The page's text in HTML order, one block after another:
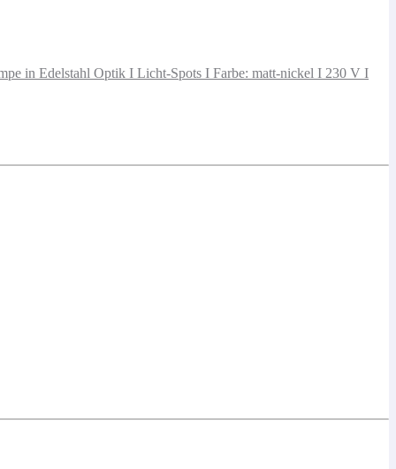
in Edelstahl Optik I Licht-Spots I Farbe: matt-nickel I 230 V I